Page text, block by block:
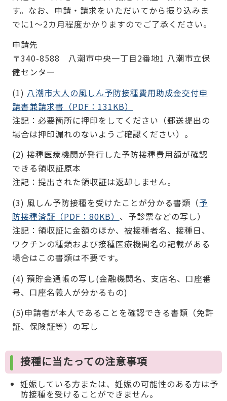
す。なお、申請・請求をいただいてから振り込みま
でに1～2カ月程度かかりますのでご了承ください。
申請先
〒340-8588 八潮市中央一丁目2番地1 八潮市立保
健センター
(1) 八潮市大人の風しん予防接種費用助成金交付申
請書兼請求書（PDF：131KB）
注記：必要箇所に押印をしてください（郵送提出の
場合は押印漏れのないようご確認ください）。
(2) 接種医療機関が発行した予防接種費用額が確認
できる領収証原本
注記：提出された領収証は返却しません。
(3) 風しん予防接種を受けたことが分かる書類（予
防接種済証（PDF：80KB） 、予診票などの写し）
注記：領収証に金額のほか、被接種者名、接種日、
ワクチンの種類および接種医療機関名の記載がある
場合はこの書類は不要です。
(4) 預貯金通帳の写し(金融機関名、支店名、口座番
号、口座名義人が分かるもの)
(5)申請者が本人であることを確認できる書類（免許
証、保険証等）の写し
接種に当たっての注意事項
妊娠している方または、妊娠の可能性のある方は予
防接種を受けることができません。